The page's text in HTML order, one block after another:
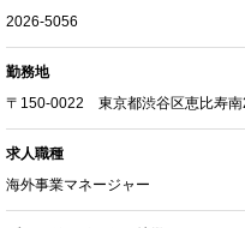
2026-5056
勤務地
〒150-0022 東京都渋谷区恵比寿
求人職種
海外事業マネージャー